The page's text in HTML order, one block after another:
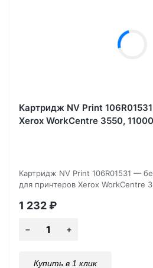
Картридж NV Print
Xerox WorkCentre 3550,
Картридж NV Print 106R01531 —
для принтеров Xerox WorkCentre
1 232₽
Купить в 1 клик